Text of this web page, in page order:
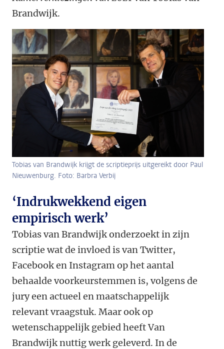
Brandwijk.
Tobias van Brandwijk krijgt de scriptieprijs uitgereikt door Paul
Nieuwenburg. Foto: Barbra Verbij
‘Indrukwekkend eigen
empirisch werk’
Tobias van Brandwijk onderzoekt in zijn
scriptie wat de invloed is van Twitter,
Facebook en Instagram op het aantal
behaalde voorkeurstemmen is, volgens de
jury een actueel en maatschappelijk
relevant vraagstuk. Maar ook op
wetenschappelijk gebied heeft Van
Brandwijk nuttig werk geleverd. In de